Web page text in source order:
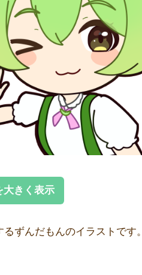
大きく表示
ずんだもんのイラストです。